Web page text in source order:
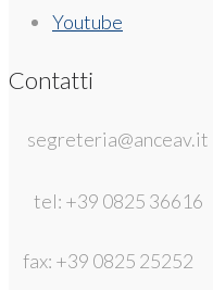
Youtube
Contatti
segreteria@anceav.it
tel: +39 0825 36616
fax: +39 0825 25252